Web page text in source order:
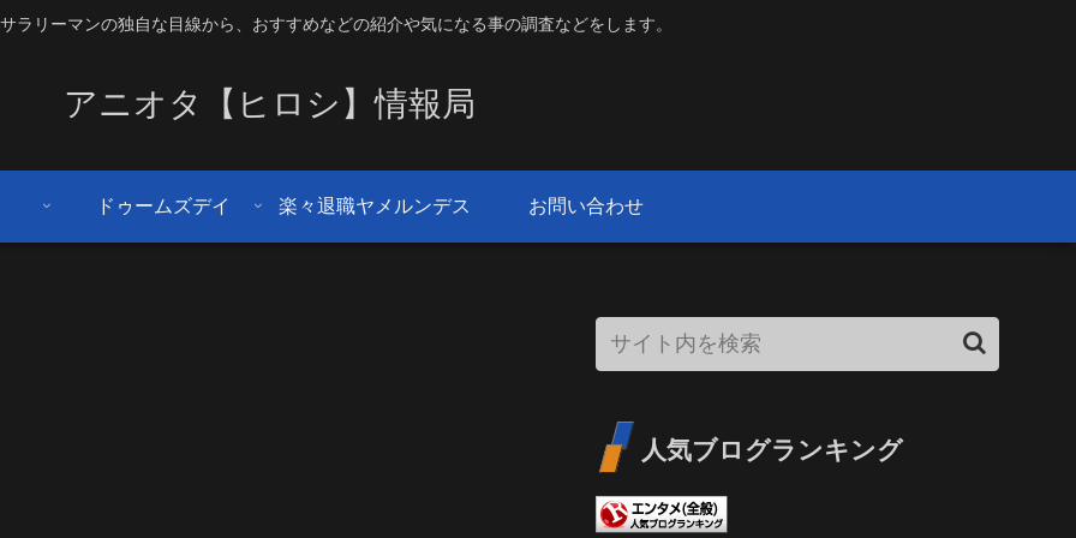
ラリーマンの独自な目線から、おすすめなどの紹介や気になる事の調査などをします。
アニオタ【ヒロシ】情報局
ドゥームズデイ 楽々退職ヤメルンデス お問い合わせ
人気ブログランキング